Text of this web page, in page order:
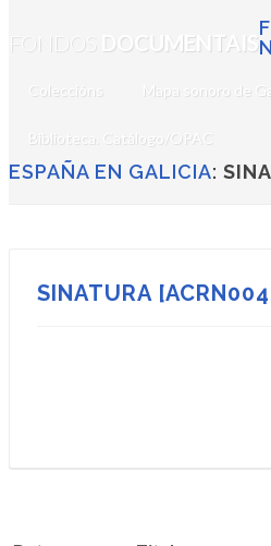
FONDOS DOCUMENTAIS
Coleccións Mapa sonoro de
Biblioteca. Catálogo/OPAC
ESPAÑA EN GALICIA:
SINATURA